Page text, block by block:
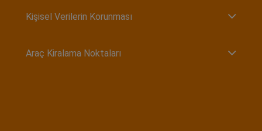
Kişisel Verilerin Korunması
Araç Kiralama Noktaları